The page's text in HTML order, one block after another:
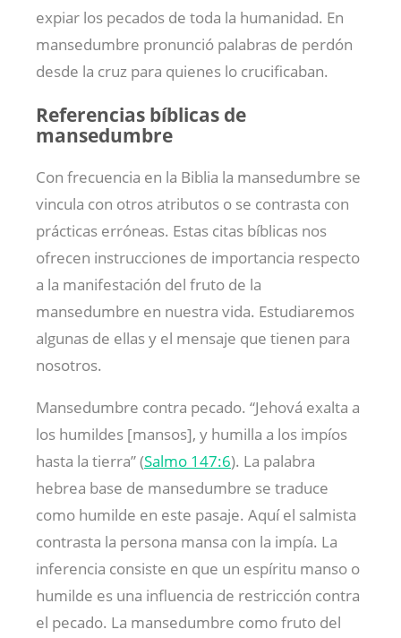
expiar los pecados de toda la humanidad. En
mansedumbre pronunció palabras de perdón
desde la cruz para quienes lo crucificaban.
Referencias bíblicas de
mansedumbre
Con frecuencia en la Biblia la mansedumbre se
vincula con otros atributos o se contrasta con
prácticas erróneas. Estas citas bíblicas nos
ofrecen instrucciones de importancia respecto
a la manifestación del fruto de la
mansedumbre en nuestra vida. Estudiaremos
algunas de ellas y el mensaje que tienen para
nosotros.
Mansedumbre contra pecado. “Jehová exalta a
los humildes [mansos], y humilla a los impíos
hasta la tierra” (Salmo 147:6). La palabra
hebrea base de mansedumbre se traduce
como humilde en este pasaje. Aquí el salmista
contrasta la persona mansa con la impía. La
inferencia consiste en que un espíritu manso o
humilde es una influencia de restricción contra
el pecado. La mansedumbre como fruto del